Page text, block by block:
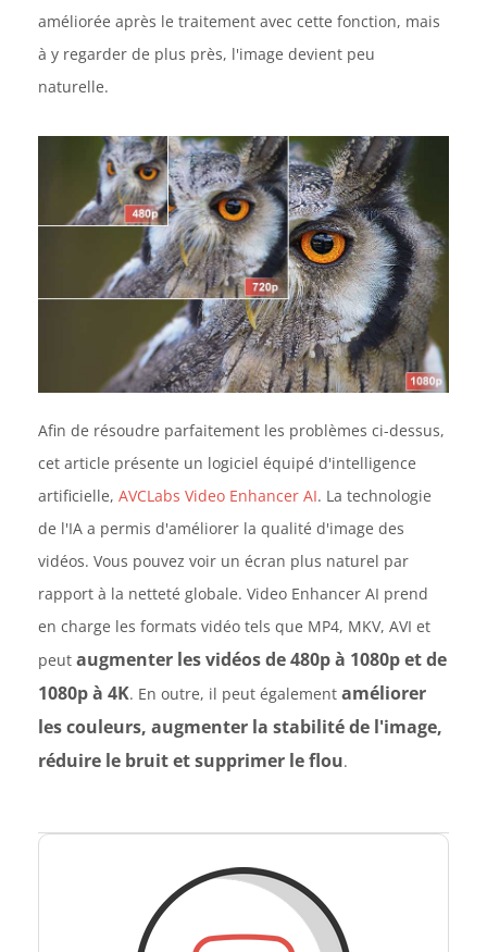
améliorée après le traitement avec cette fonction, mais
à y regarder de plus près, l'image devient peu
naturelle.
Afin de résoudre parfaitement les problèmes ci-dessus,
cet article présente un logiciel équipé d'intelligence
artificielle, AVCLabs Video Enhancer AI. La technologie
de l'IA a permis d'améliorer la qualité d'image des
vidéos. Vous pouvez voir un écran plus naturel par
rapport à la netteté globale. Video Enhancer AI prend
en charge les formats vidéo tels que MP4, MKV, AVI et
peut augmenter les vidéos de 480p à 1080p et de
1080p à 4K. En outre, il peut également améliorer
les couleurs, augmenter la stabilité de l'image,
réduire le bruit et supprimer le flou.